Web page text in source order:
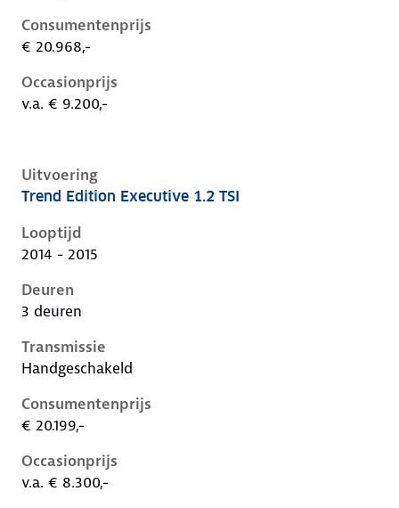
Consumentenprijs
€ 20.968,-
Occasionprijs
v.a. € 9.200,-
Uitvoering
Volkswagen Golf vii, 1.2 tsi, 63 kW, Benzine, 3 deuren
Trend Edition Executive 1.2 TSI
Looptijd
2014 - 2015
Deuren
3 deuren
Transmissie
Handgeschakeld
Consumentenprijs
€ 20.199,-
Occasionprijs
v.a. € 8.300,-